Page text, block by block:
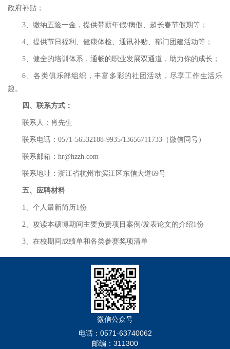
政府补贴；
3、缴纳五险一金，提供带薪年假/病假、超长春节假期等；
4、提供节日福利、健康体检、通讯补贴、部门团建活动等；
5、健全的培训体系，通畅的职业发展双通道，助力你的成长；
6、各类俱乐部组织，丰富多彩的社团活动，尽享工作生活乐
趣。
四 、联系方式：
联系人：肖先生
联系电话：0571-56532188-9935/13656711733（微信同号）
联系邮箱：hr@hzzh.com
联系地址：浙江省杭州市滨江区东信大道69号
五、应聘材料
1、个人最新简历1份
2、攻读本硕博期间主要负责项目案例/发表论文的介绍1份
3、在校期间成绩单和各类参赛奖项清单
微信公众号
电话：0571-63740062
邮编：311300